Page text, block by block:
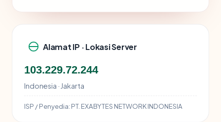
Alamat IP · Lokasi Server
103.229.72.244
Indonesia · Jakarta
ISP / Penyedia: PT. EXABYTES NETWORK INDONESIA